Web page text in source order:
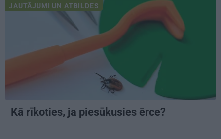
JAUTĀJUMI UN ATBILDES
Kā rīkoties, ja piesūkusies ērce?